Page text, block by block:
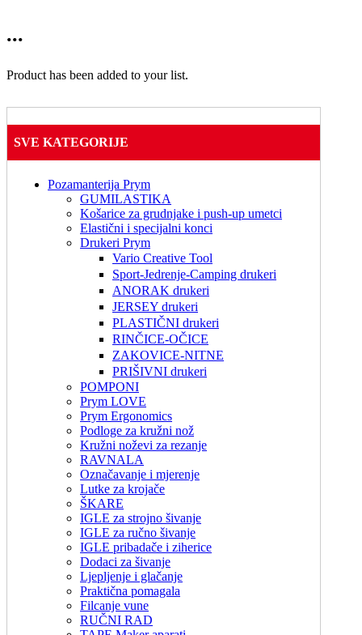
...
Product has been added to your list.
SVE KATEGORIJE
Pozamanterija Prym
GUMILASTIKA
Košarice za grudnjake i push-up umetci
Elastični i specijalni konci
Drukeri Prym
Vario Creative Tool
Sport-Jedrenje-Camping drukeri
ANORAK drukeri
JERSEY drukeri
PLASTIČNI drukeri
RINČICE-OČICE
ZAKOVICE-NITNE
PRIŠIVNI drukeri
POMPONI
Prym LOVE
Prym Ergonomics
Podloge za kružni nož
Kružni noževi za rezanje
RAVNALA
Označavanje i mjerenje
Lutke za krojače
ŠKARE
IGLE za strojno šivanje
IGLE za ručno šivanje
IGLE pribadače i ziherice
Dodaci za šivanje
Ljepljenje i glačanje
Praktična pomagala
Filcanje vune
RUČNI RAD